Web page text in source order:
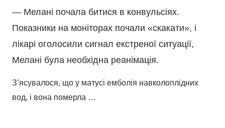
— Мелані почала битися в конвульсіях.
Показники на моніторах почали «скакати», і
лікарі оголосили сигнал екстреної ситуації,
Мелані була необхідна реанімація.
З’ясувалося, що у матусі емболія навколоплідних
вод, і вона померла …